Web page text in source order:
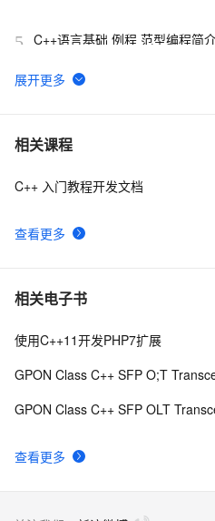
5 C++语言基础 例程 范型编程简
6 《C++语言基础》实践参考——
7 C++ builder 中的
8 【C++标准的演化】逐步解决历
9 【C/C++ 关键字 函数说明符 】
10
官方vc++运行库工具一键式解决
相关课程
查看更多
C++ 入门教程开发文档
相关电子书
查看更多
使用C++11开发PHP7扩展
GPON Class C++ SFP O;T
GPON Class C++ SFP OLT